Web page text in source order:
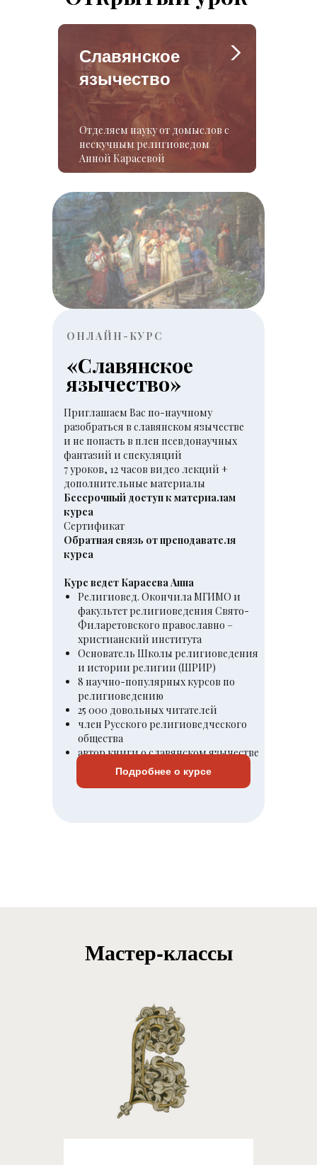
«Славянское
язычество»
Приглашаем Вас по-научному
разобраться в славянском язычестве
и не попасть в плен псевдонаучных
фантазий и спекуляций
7 уроков, 12 часов видео лекций +
дополнительные материалы
Бессрочный доступ к материалам
курса
Сертификат
Обратная связь от преподавателя
курса
Курс ведет Карасева Анна
Религиовед. Окончила МГИМО и
факультет религиоведения Свято-
Филаретовского православно –
христианский института
Основатель Школы религиоведения
и истории религии (ШРИР)
8 научно-популярных курсов по
религиоведению
25 000 довольных читателей
член Русского религиоведческого
общества
автор книги о славянском язычестве
Подробнее о курсе
Отделяем науку от домыслов с
нескучным религиоведом
Анной Карасевой
ОНЛАЙН-КУРС
Славянское
язычество
Мастер-классы